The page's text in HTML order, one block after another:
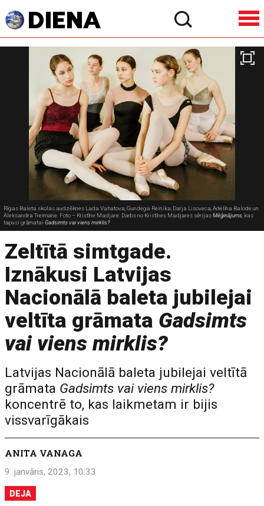
Rīgas Baleta skolas audzēknes Lada Vahatova, Gundega Reinika, Darja Lisoveca, Adelīna Balode un
Aleksandra Treimane. Foto – Kristīne Madjare. Darbs no Kristīnes Madjares sērijasMēģinājums, kas
tapusi grāmatai Gadsimts vai viens mirklis?
Zeltītā simtgade.
Iznākusi Latvijas
Nacionālā baleta jubilejai
veltīta grāmata Gadsimts
vai viens mirklis?
Latvijas Nacionālā baleta jubilejai veltītā
grāmata Gadsimts vai viens mirklis?
koncentrē to, kas laikmetam ir bijis
vissvarīgākais
ANITA VANAGA
9. janvāris, 2023, 10:33
DEJA